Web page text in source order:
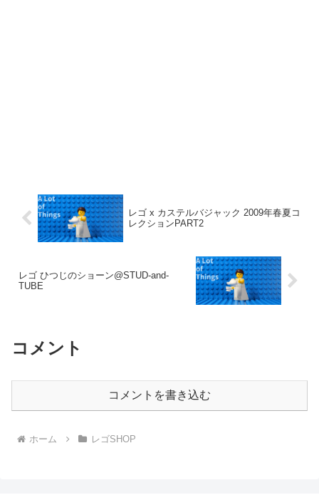
レゴ x カステルバジャック 2009年春夏コ
レクションPART2
レゴ ひつじのショーン@STUD-and-
TUBE
コメント
コメントを書き込む
ホーム レゴSHOP